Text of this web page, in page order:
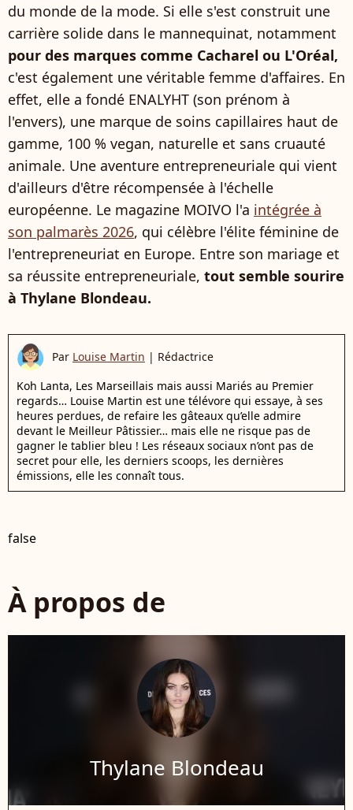
du monde de la mode. Si elle s'est construit une
carrière solide dans le mannequinat, notamment
pour des marques comme Cacharel ou L'Oréal,
c'est également une véritable femme d'affaires. En
effet, elle a fondé ENALYHT (son prénom à
l'envers), une marque de soins capillaires haut de
gamme, 100 % vegan, naturelle et sans cruauté
animale. Une aventure entrepreneuriale qui vient
d'ailleurs d'être récompensée à l'échelle
européenne. Le magazine MOIVO l'a intégrée à
son palmarès 2026, qui célèbre l'élite féminine de
l'entrepreneuriat en Europe. Entre son mariage et
sa réussite entrepreneuriale, tout semble sourire
à Thylane Blondeau.
Par Louise Martin | Rédactrice
Koh Lanta, Les Marseillais mais aussi Mariés au Premier
regards… Louise Martin est une télévore qui essaye, à ses
heures perdues, de refaire les gâteaux qu’elle admire
devant le Meilleur Pâtissier… mais elle ne risque pas de
gagner le tablier bleu ! Les réseaux sociaux n’ont pas de
secret pour elle, les derniers scoops, les dernières
émissions, elle les connaît tous.
false
À propos de
Thylane Blondeau